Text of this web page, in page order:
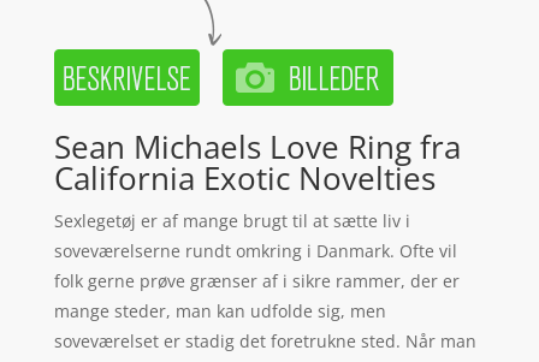
Sean Michaels Love Ring fra
California Exotic Novelties
Sexlegetøj er af mange brugt til at sætte liv i
soveværelserne rundt omkring i Danmark. Ofte vil
folk gerne prøve grænser af i sikre rammer, der er
mange steder, man kan udfolde sig, men
soveværelset er stadig det foretrukne sted. Når man